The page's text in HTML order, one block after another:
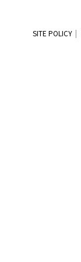
SITE POLICY